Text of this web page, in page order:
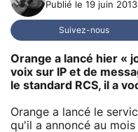
Publié le 19 juin
Suivez-nous
Orange a lancé hier «
voix sur IP et de
le standard RCS, il a
Orange a lancé le
qu'il a annoncé au